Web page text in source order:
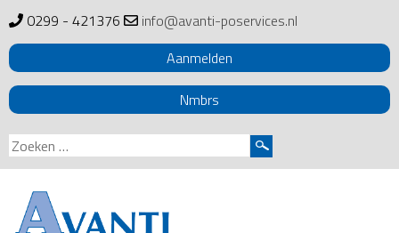
0299 - 421376
info@avanti-poservices.nl
Aanmelden
Nmbrs
Zoeken
naar: